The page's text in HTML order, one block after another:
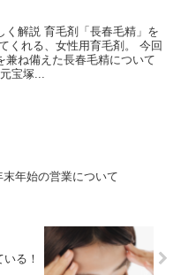
く解説 育毛剤「長春毛精」を
くれる、女性用育毛剤。 今回
兼ね備えた長春毛精について
宝塚...
年始の営業について
る！